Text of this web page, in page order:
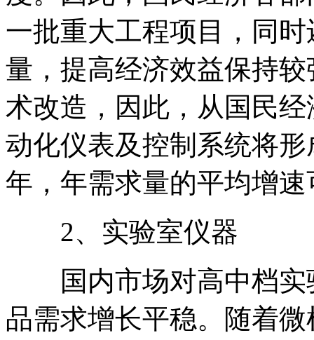
一批重大工程项目，同
量，提高经济效益保持
术改造，因此，从国民
动化仪表及控制系统将
年，年需求量的平均增速
2、实验室仪器
国内市场对高中档实
品需求增长平稳。随着